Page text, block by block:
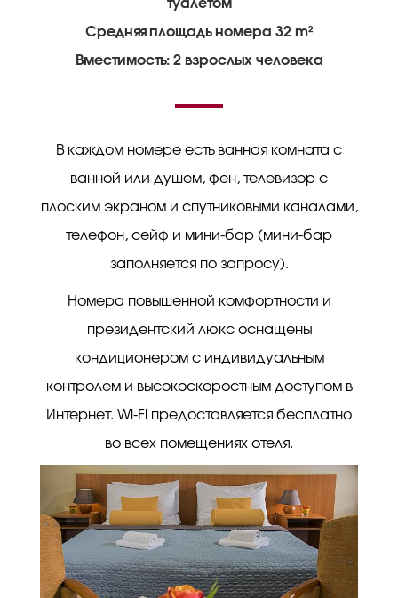
Средняя площадь номера 32 m²
Вместимость: 2 взрослых человека
В каждом номере есть ванная комната с
ванной или душем, фен, телевизор с
плоским экраном и спутниковыми каналами,
телефон, сейф и мини-бар (мини-бар
заполняется по запросу).
Номера повышенной комфортности и
президентский люкс оснащены
кондиционером с индивидуальным
контролем и высокоскоростным доступом в
Интернет. Wi-Fi предоставляется бесплатно
во всех помещениях отеля.